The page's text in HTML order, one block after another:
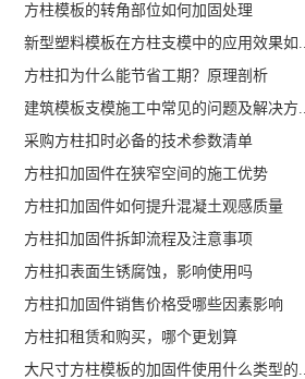
方柱模板的转角部位如何加固处理
新型塑料模板在方柱支模中的应用效果如...
方柱扣为什么能节省工期？原理剖析
建筑模板支模施工中常见的问题及解决方...
采购方柱扣时必备的技术参数清单
方柱扣加固件在狭窄空间的施工优势
方柱扣加固件如何提升混凝土观感质量
方柱扣加固件拆卸流程及注意事项
方柱扣表面生锈腐蚀，影响使用吗
方柱扣加固件销售价格受哪些因素影响
方柱扣租赁和购买，哪个更划算
大尺寸方柱模板的加固件使用什么类型的...